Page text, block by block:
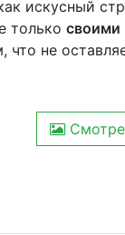
искусный
только своими
не